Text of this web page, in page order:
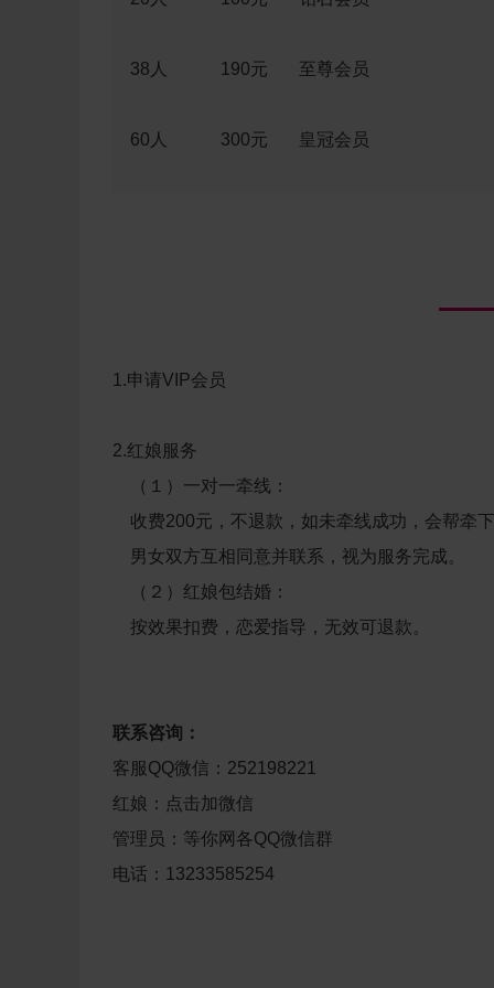
38人 190元 至尊会员
60人 300元 皇冠会员
1.申请VIP会员
2.红娘服务
（１） 一对一牵线 ：
收费200元，不退款，如未牵线成功，会帮牵
男女双方互相同意并联系，视为服务完成。
（２） 红娘包结婚 ：
按效果扣费，恋爱指导，无效可退款。
联系咨询：
客服QQ微信：252198221
红娘： 点击加微信
管理员：等你网各QQ微信群
电话：13233585254